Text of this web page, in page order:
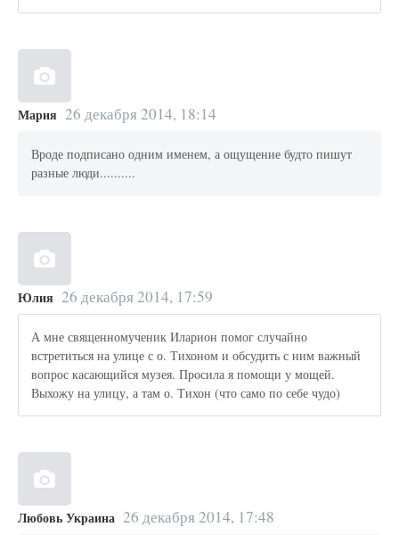
Мария 26 декабря 2014, 18:14
Вроде подписано одним именем, а ощущение будто пишут
разные люди..........
Юлия 26 декабря 2014, 17:59
А мне священномученик Иларион помог случайно
встретиться на улице с о. Тихоном и обсудить с ним важный
вопрос касающийся музея. Просила я помощи у мощей.
Выхожу на улицу, а там о. Тихон (что само по себе чудо)
Любовь Украина 26 декабря 2014, 17:48